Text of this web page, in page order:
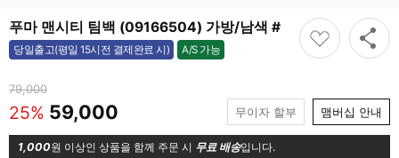
푸마 맨시티 팀백 (09166504) 가방/남색 #
당일출고(평일 15시전 결제완료 시) A/S 가능
가능
79,000
25% 59,000 무이자 할부 맴버십 안내
1,000원 이상인 상품을 함께 주문 시 무료 배송입니다.